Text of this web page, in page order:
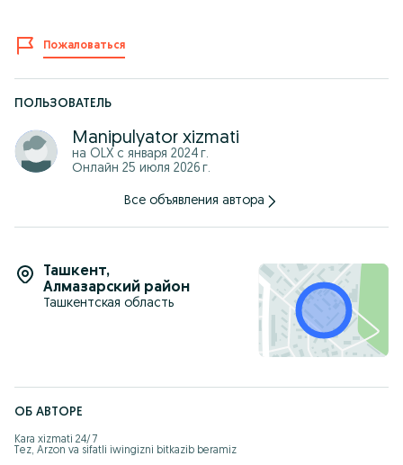
Собственник, без наценок.
Телефон: +998 77 495 45 55
Ключевые слова:
установка металлоконструкций, манипулятор без
Vositachilarsiz manipulyator — tez va ishonchli
20 tonnagacha bo‘lgan manipulyator xizmatlari.
metall konstruksiyalarni o‘rnatish.
Toshkent va viloyatlar bo‘yicha, 24 soat xizmat.
Texnika yetkazilishi — 30 daqiqadan boshlab.
To‘g‘ridan-to‘g‘ri egadan.
Tel: +998 77 495 45 55
Kalit so‘zlar:
manipulyator xizmatlari, konteyner tashish, qurilish texnikasi,
Пожаловаться
ПОЛЬЗОВАТЕЛЬ
Manipulyator xizmati
на OLX с января 2024 г.
Онлайн 25 июля 2026 г.
Все объявления автора
Ташкент,
Алмазарский район
Ташкентская область
ОБ АВТОРЕ
Kara xizmati 24/7
Tez, Arzon va sifatli iwingizni bitkazib beramiz